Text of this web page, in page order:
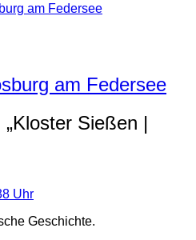
am Federsee
Kloster Sießen |
Uhr
Geschichte.